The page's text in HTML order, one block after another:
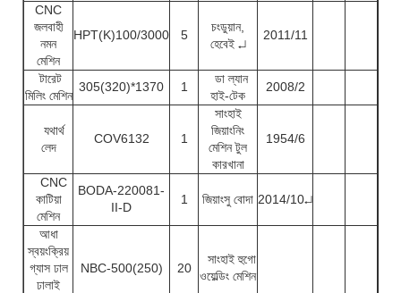
CNC
জলবাহী
নমন
মেশিন
HPT(K)100/3000 5
চংডুয়ান,
হেবেই ↵
2011/11
টারেট
মিলিং মেশিন
305(320)*1370 1
ডা ল্যান
হাই-টেক
2008/2
যথার্থ
লেদ
COV6132 1
সাংহাই
জিয়াংনিং
মেশিন টুল
কারখানা
1954/6
CNC
কাটিয়া
মেশিন
BODA-220081-
II-D
1 জিয়াংসু বোদা 2014/10↵
আধা
স্বয়ংক্রিয়
গ্যাস ঢাল
ঢালাই
NBC-500(250) 20
সাংহাই হুগো
ওয়েল্ডিং মেশিন